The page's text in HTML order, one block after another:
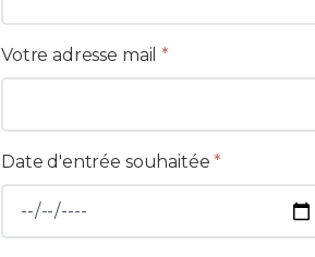
Votre adresse mail *
Date d'entrée souhaitée *